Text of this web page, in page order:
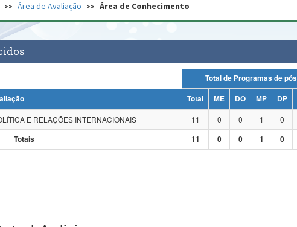
Segurança Advocacia-Geral da União Banco Central do Brasil
Área de Avaliação Área de Conhecimento
Total
Total ME DO MP DP
E RELAÇÕES INTERNACIONAIS 11 0 0 1 0
Totais
11 0 0 1 0